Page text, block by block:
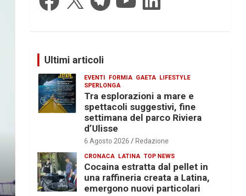
Ultimi articoli
EVENTI FORMIA GAETA LIFESTYLE
SPERLONGA
Tra esplorazioni a mare e
spettacoli suggestivi, fine
settimana del parco Riviera
d’Ulisse
6 Agosto 2026 Redazione
CRONACA LATINA TOP NEWS
Cocaina estratta dal pellet in
una raffineria creata a Latina,
emergono nuovi particolari